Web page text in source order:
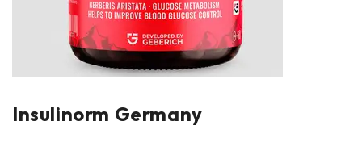
Insulinorm Germany